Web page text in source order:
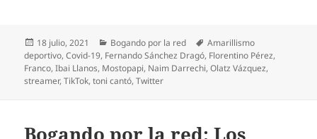
Publicado
el
18 julio, 2021 Categorías
Bogando por la red Etiquetas
Amarillismo
deportivo,Covid-19, Fernando Sánchez Dragó, Florentino Pérez,
Franco,Ibai Llanos, Mostopapi, Naim Darrechi,Olatz Vázquez,
streamer,TikTok,toni cantó,Twitter